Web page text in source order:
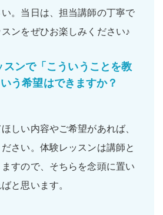
。当日は、担当講師の丁寧で
ンをぜひお楽しみください♪
スンで「こういうことを教
う希望はできますか？
しい内容やご希望があれば、
さい。体験レッスンは講師と
すので、そちらを念頭に置い
と思います。